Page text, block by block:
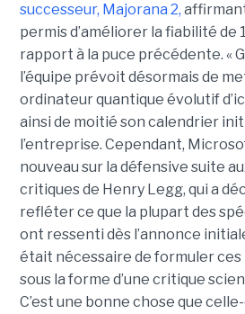
successeur, Majorana 2,
permis d’améliorer la fiabilité de
rapport à la puce précédente. «
l’équipe prévoit désormais de
ordinateur quantique évolutif
ainsi de moitié son calendrier
l’entreprise. Cependant,
nouveau sur la défensive suite
critiques de Henry Legg, qui a
refléter ce que la plupart des
ont ressenti dès l’annonce
était nécessaire de formuler
sous la forme d’une critique
C’est une bonne chose que